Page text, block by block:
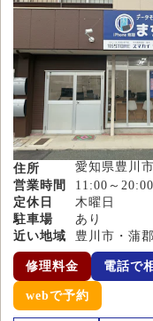
住所
愛知県豊川
営業時間
11:00～
定休日
木曜日
駐車場
あり
近い地域
豊川市・蒲
修理料金 電話で
webで予約